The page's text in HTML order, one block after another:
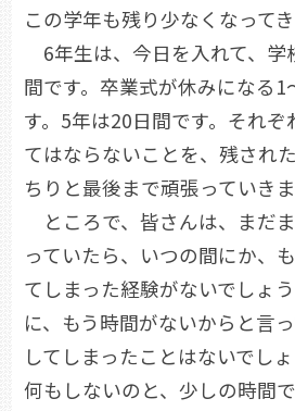
この学年も残り少なくなってき
6年生は、今日を入れて、学
間です。卒業式が休みになる1
す。5年は20日間です。それぞ
てはならないことを、残され
ちりと最後まで頑張っていきま
ところで、皆さんは、まだ
っていたら、いつの間にか、
てしまった経験がないでしょ
に、もう時間がないからと言
してしまったことはないでし
何もしないのと、少しの時間